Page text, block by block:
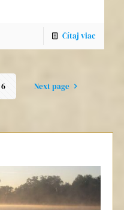
Čítaj viac
6 Next page